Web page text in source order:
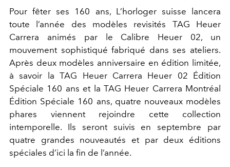
Pour fêter ses 160 ans, L’horloger suisse lancera
toute l’année des modèles revisités TAG Heuer
Carrera animés par le Calibre Heuer 02, un
mouvement sophistiqué fabriqué dans ses ateliers.
Après deux modèles anniversaire en édition limitée,
à savoir la TAG Heuer Carrera Heuer 02 Édition
Spéciale 160 ans et la TAG Heuer Carrera Montréal
Édition Spéciale 160 ans, quatre nouveaux modèles
phares viennent rejoindre cette collection
intemporelle. Ils seront suivis en septembre par
quatre grandes nouveautés et par deux éditions
spéciales d’ici la fin de l’année.